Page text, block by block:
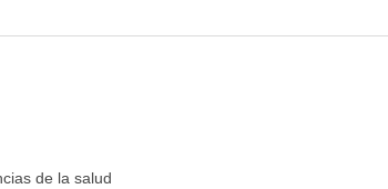
de la salud